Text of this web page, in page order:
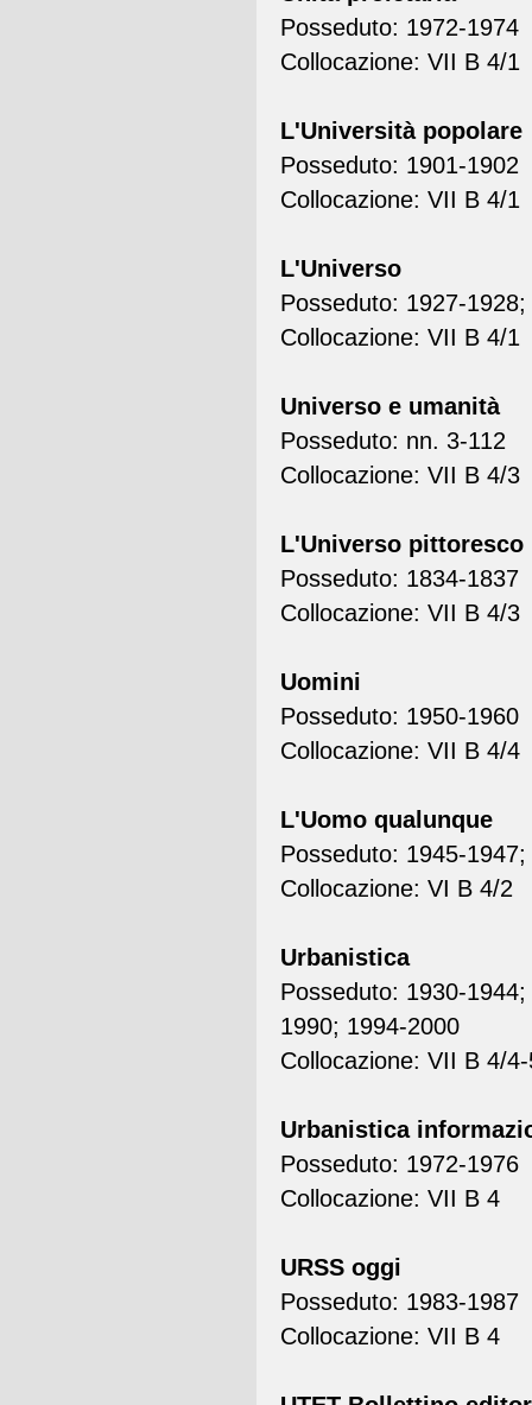
Posseduto: 1972-1974
Collocazione: VII B 4/1
L'Università popolare
Posseduto: 1901-1902
Collocazione: VII B 4/1
L'Universo
Posseduto: 1927-
Collocazione: VII B 4/1
Universo e umanità
Posseduto: nn. 3-112
Collocazione: VII B 4/3
L'Universo pittoresco
Posseduto: 1834-1837
Collocazione: VII B 4/3
Uomini
Posseduto: 1950-1960
Collocazione: VII B 4/4
L'Uomo qualunque
Posseduto: 1945-
Collocazione: VI B 4/2
Urbanistica
Posseduto: 1930-
1990; 1994-2000
Collocazione: VII B 4/
Urbanistica
Posseduto: 1972-1976
Collocazione: VII B 4
URSS oggi
Posseduto: 1983-1987
Collocazione: VII B 4